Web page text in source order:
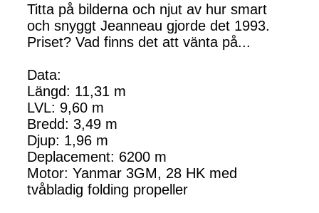
Titta på bilderna och njut av hur smart
och snyggt Jeanneau gjorde det 1993.
Priset? Vad finns det att vänta på...
Data:
Längd: 11,31 m
LVL: 9,60 m
Bredd: 3,49 m
Djup: 1,96 m
Deplacement: 6200 m
Motor: Yanmar 3GM, 28 HK med
tvåbladig folding propeller